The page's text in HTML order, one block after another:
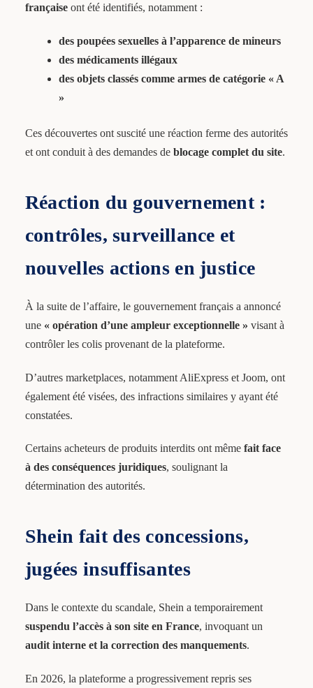
françaiseont été identifiés, notamment :
des poupées sexuelles à l’apparence de mineurs
des médicaments illégaux
des objets classés comme armes de catégorie « A
»
Ces découvertes ont suscité une réaction ferme des autorités
et ont conduit à des demandes de blocage complet du site.
Réaction du gouvernement :
contrôles, surveillance et
nouvelles actions en justice
À la suite de l’affaire, le gouvernement français a annoncé
une « opération d’une ampleur exceptionnelle » visant à
contrôler les colis provenant de la plateforme.
D’autres marketplaces, notamment AliExpress et Joom, ont
également été visées, des infractions similaires y ayant été
constatées.
Certains acheteurs de produits interdits ont même fait face
à des conséquences juridiques, soulignant la
détermination des autorités.
Shein fait des concessions,
jugées insuffisantes
Dans le contexte du scandale, Shein a temporairement
suspendu l’accès à son site en France, invoquant un
audit interne et la correction des manquements.
En 2026, la plateforme a progressivement repris ses